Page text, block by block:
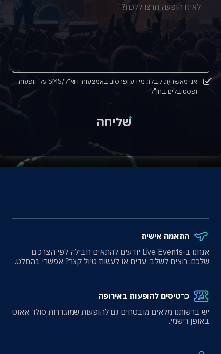
אני מאשר/ת קבלת מידע ופרסום באמצעות דוא"ל/SMS על הופעות
ופסטיבלים בחו"ל
שליחה
התאמה אישית
אנחנו ב-Live Events יודעים להתאים חבילה לפי הצרכים
שלכם. רוצים לשלב יעדים או לעשות טיול קצר? אפשרי בהחלט.
כרטיסים להופעות באירופה
יש ברשותנו מלאים מובטחים גם להופעות שמוגדרות סולד אאוט
באופן רישמי.